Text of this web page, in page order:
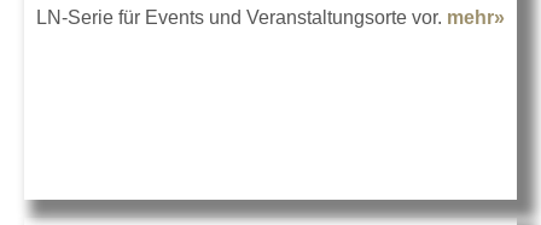
LN-Serie für Events und Veranstaltungsorte vor. mehr»